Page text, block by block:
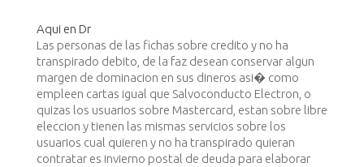
Aqui en Dr
Las personas de las fichas sobre credito y no ha
transpirado debito, de la faz desean conservar algun
margen de dominacion en sus dineros asi� como
empleen cartas igual que Salvoconducto Electron, o
quizas los usuarios sobre Mastercard, estan sobre libre
eleccion y tienen las mismas servicios sobre los
usuarios cual quieren y no ha transpirado quieran
contratar es invierno postal de deuda para elaborar